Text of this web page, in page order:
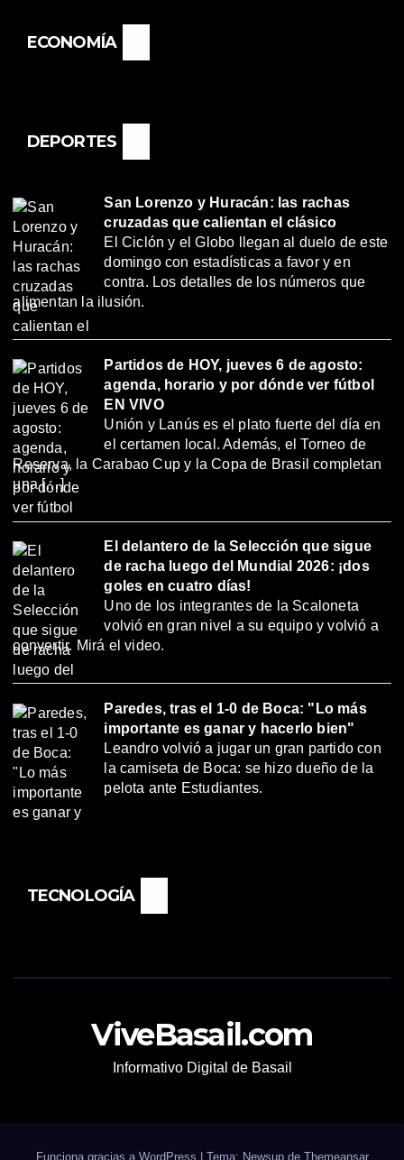
ECONOMÍA
DEPORTES
San Lorenzo y Huracán: las rachas
cruzadas que calientan el clásico
El Ciclón y el Globo llegan al duelo de este
domingo con estadísticas a favor y en
contra. Los detalles de los números que
alimentan la ilusión.
Partidos de HOY, jueves 6 de agosto:
agenda, horario y por dónde ver fútbol
EN VIVO
Unión y Lanús es el plato fuerte del día en
el certamen local. Además, el Torneo de
Reserva, la Carabao Cup y la Copa de Brasil completan
una […]
El delantero de la Selección que sigue
de racha luego del Mundial 2026: ¡dos
goles en cuatro días!
Uno de los integrantes de la Scaloneta
volvió en gran nivel a su equipo y volvió a
convertir. Mirá el video.
Paredes, tras el 1-0 de Boca: "Lo más
importante es ganar y hacerlo bien"
Leandro volvió a jugar un gran partido con
la camiseta de Boca: se hizo dueño de la
pelota ante Estudiantes.
TECNOLOGÍA
ViveBasail.com
Informativo Digital de Basail
Funciona gracias a WordPress Tema: Newsup de Themeansar